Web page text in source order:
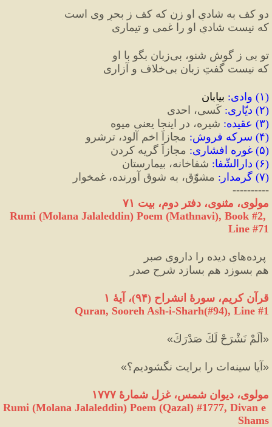
دو کف به شادیِ او زن که کف ز بحرِ وی است
که نیست شادیِ او را غمی و تیماری
تو بی ‌ز گوش شنو، بی‌زبان بگو با او
که نیست گفتِ زبان بی‌خلاف و آزاری
(۱) وادی: بیابان
(۲) دیّاری: کَسی، احدی
(۳) عقیده: شیره، در اینجا یعنی میوه
(۴) سرکه فروش: مجازاً اخم آلود، ترشرو
(۵) غوره افشاری: مجازاً گریه کردن
(۶) دارالشّفا: شفاخانه، بیمارستان
(۷) گرمدار : مشوّق، به شوق آورنده، غمخوار
----------
مولوی، مثنوی، دفتر دوم، بیت ۷۱
Rumi (Molana Jalaleddin) Poem (Mathnavi), Book #2,
Line #71
پرده‌هایِ دیده را دارویِ صبر
هم بسوزد هم بسازد شرحِ صدر
قرآن کریم، سورهٔ انشراح (۹۴)، آیهٔ ۱
Quran, Sooreh Ash-i-Sharh(#94), Line #1
«أَلَمْ نَشْرَحْ لَكَ صَدْرَكَ»
«آيا سينه‌ات را برايت نگشوديم؟ »
مولوی، دیوان شمس، غزل شمارهٔ ۱۷۷۷
Rumi (Molana Jalaleddin) Poem (Qazal) #1777, Divan e
Shams